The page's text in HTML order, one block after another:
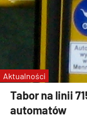
Tabor na linii
automatów
Aktualności